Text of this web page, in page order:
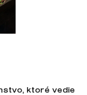
ktoré vedie